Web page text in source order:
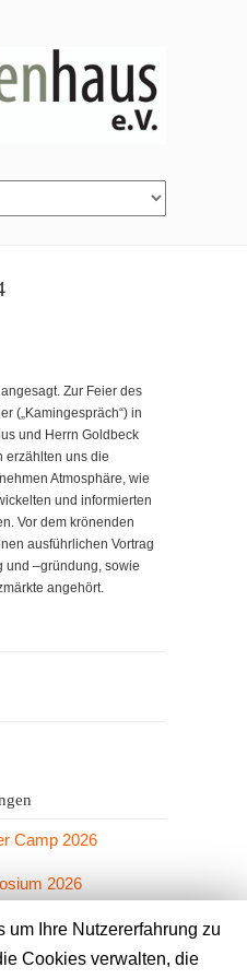
Zur Feier des
(„Kamingespräch“) in
und Herrn Goldbeck
erzählten uns die
Atmosphäre, wie
und informierten
Vor dem krönenden
ausführlichen Vortrag
und –gründung, sowie
angehört.
Camp 2026
2026
um Ihre Nutzererfahrung zu
Cookies verwalten, die